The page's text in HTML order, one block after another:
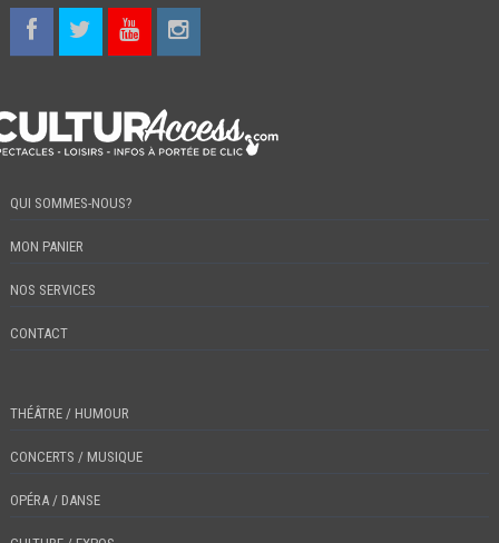
QUI SOMMES-NOUS?
MON PANIER
NOS SERVICES
CONTACT
THÉÂTRE / HUMOUR
CONCERTS / MUSIQUE
OPÉRA / DANSE